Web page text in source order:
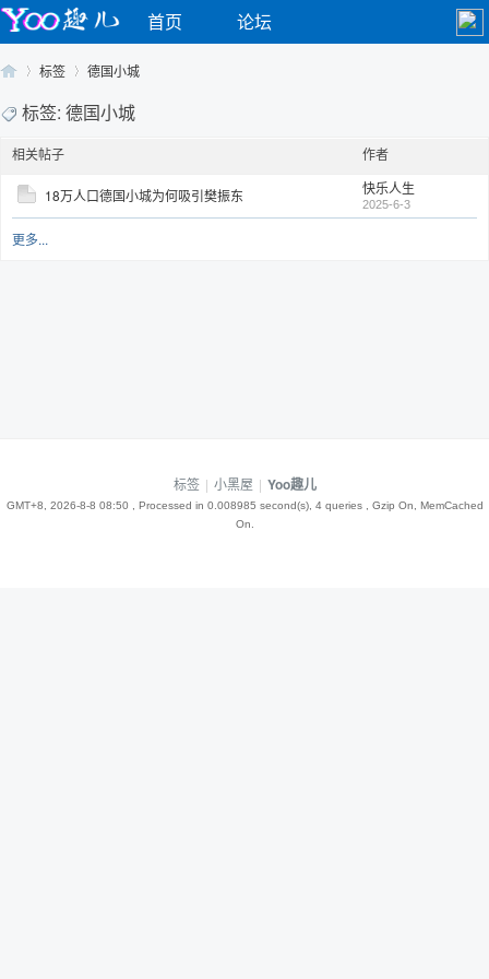
首页 论坛
Yo›
标签 德国小城
标签: 德国小城
相关帖子 作者
18万人口德国小城为何吸引樊振东 快乐人生
2025-6-3
更多...
标签 | 小黑屋 | Yoo趣儿
GMT+8, 2026-8-8 08:50 , Processed in 0.008985 second(s), 4 queries , Gzip On, MemCached
On.